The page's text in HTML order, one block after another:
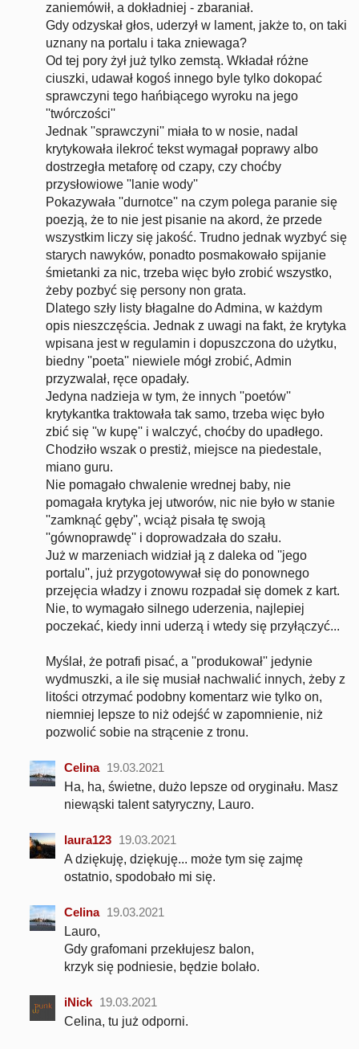
zaniemówił, a dokładniej - zbaraniał.
Gdy odzyskał głos, uderzył w lament, jakże to, on taki
uznany na portalu i taka zniewaga?
Od tej pory żył już tylko zemstą. Wkładał różne
ciuszki, udawał kogoś innego byle tylko dokopać
sprawczyni tego hańbiącego wyroku na jego
''twórczości''
Jednak ''sprawczyni'' miała to w nosie, nadal
krytykowała ilekroć tekst wymagał poprawy albo
dostrzegła metaforę od czapy, czy choćby
przysłowiowe ''lanie wody''
Pokazywała ''durnotce'' na czym polega paranie się
poezją, że to nie jest pisanie na akord, że przede
wszystkim liczy się jakość. Trudno jednak wyzbyć się
starych nawyków, ponadto posmakowało spijanie
śmietanki za nic, trzeba więc było zrobić wszystko,
żeby pozbyć się persony non grata.
Dlatego szły listy błagalne do Admina, w każdym
opis nieszczęścia. Jednak z uwagi na fakt, że krytyka
wpisana jest w regulamin i dopuszczona do użytku,
biedny ''poeta'' niewiele mógł zrobić, Admin
przyzwalał, ręce opadały.
Jedyna nadzieja w tym, że innych ''poetów''
krytykantka traktowała tak samo, trzeba więc było
zbić się ''w kupę'' i walczyć, choćby do upadłego.
Chodziło wszak o prestiż, miejsce na piedestale,
miano guru.
Nie pomagało chwalenie wrednej baby, nie
pomagała krytyka jej utworów, nic nie było w stanie
''zamknąć gęby'', wciąż pisała tę swoją
''gównoprawdę'' i doprowadzała do szału.
Już w marzeniach widział ją z daleka od ''jego
portalu'', już przygotowywał się do ponownego
przejęcia władzy i znowu rozpadał się domek z kart.
Nie, to wymagało silnego uderzenia, najlepiej
poczekać, kiedy inni uderzą i wtedy się przyłączyć...
Myślał, że potrafi pisać, a ''produkował'' jedynie
wydmuszki, a ile się musiał nachwalić innych, żeby z
litości otrzymać podobny komentarz wie tylko on,
niemniej lepsze to niż odejść w zapomnienie, niż
pozwolić sobie na strącenie z tronu.
Celina 19.03.2021
Ha, ha, świetne, dużo lepsze od oryginału. Masz
niewąski talent satyryczny, Lauro.
laura123 19.03.2021
A dziękuję, dziękuję... może tym się zajmę
ostatnio, spodobało mi się.
Celina 19.03.2021
Lauro,
Gdy grafomani przekłujesz balon,
krzyk się podniesie, będzie bolało.
iNick 19.03.2021
Celina, tu już odporni.